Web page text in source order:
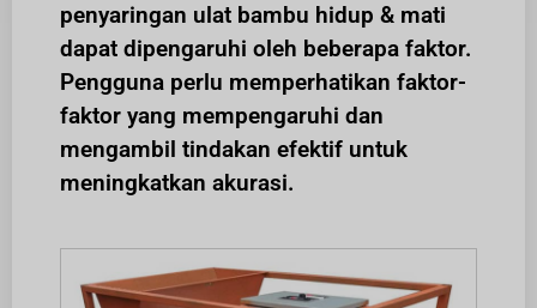
penyaringan ulat bambu hidup & mati
dapat dipengaruhi oleh beberapa faktor.
Pengguna perlu memperhatikan faktor-
faktor yang mempengaruhi dan
mengambil tindakan efektif untuk
meningkatkan akurasi.